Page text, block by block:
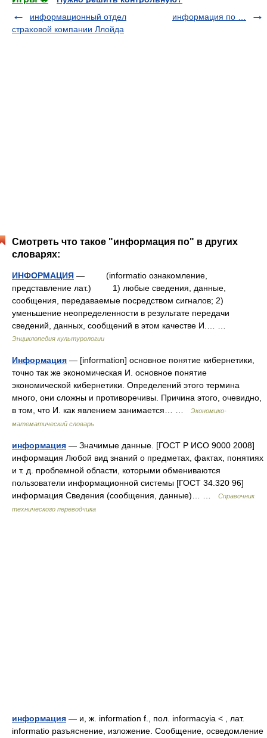
информационный отдел
страховой компании Ллойда
информация по …
Смотреть что такое "информация по" в других
словарях:
ИНФОРМАЦИЯ — (informatio ознакомление,
представление лат.) 1) любые сведения, данные,
сообщения, передаваемые посредством сигналов; 2)
уменьшение неопределенности в результате передачи
сведений, данных, сообщений в этом качестве И.… …
Энциклопедия культурологии
Информация — [information] основное понятие кибернетики,
точно так же экономическая И. основное понятие
экономической кибернетики. Определений этого термина
много, они сложны и противоречивы. Причина этого, очевидно,
в том, что И. как явлением занимается… …
Экономико-
математический словарь
информация — Значимые данные. [ГОСТ Р ИСО 9000 2008]
информация Любой вид знаний о предметах, фактах, понятиях
и т. д. проблемной области, которыми обмениваются
пользователи информационной системы [ГОСТ 34.320 96]
информация Сведения (сообщения, данные)… …
Справочник
технического переводчика
информация — и, ж. information f., пол. informacyia < , лат.
informatio разъяснение, изложение. Сообщение, осведомление